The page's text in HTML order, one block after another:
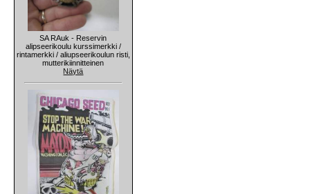
SA RAuk - Reservin
alipseerikoulu kurssimerkki /
rintamerkki / aliupseerikoulun risti,
mutterikiinnitteinen
Näytä